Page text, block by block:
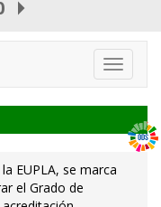
Toggle
EUPLA, se marca
el Grado de